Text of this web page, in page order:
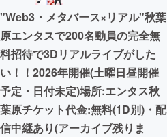
"Web3・メタバース×リアル"秋葉
原エンタスで200名動員の完全無
料招待で3Dリアルライブがした
い！！2026年開催(土曜日昼開催
予定・日付未定)場所:エンタス秋
葉原チケット代金:無料(1D別)・配
信中継あり(アーカイブ残りま